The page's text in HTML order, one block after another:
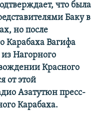
что была
Баку в
но после
Карабаха Вагифа
Нагорного
Красного
от этой
Азатутюн пресс-
Карабаха.